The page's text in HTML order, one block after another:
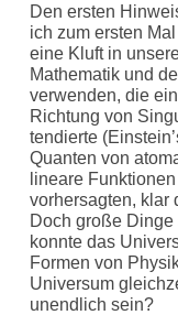
Den ersten
ich zum ersten
eine Kluft in
Mathematik und
verwenden, die
Richtung von
tendierte
Quanten von
lineare
vorhersagten, klar
Doch große
konnte das
Formen von
Universum
unendlich sein?